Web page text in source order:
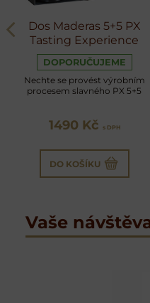
Dos Maderas 5+5 PX
Tasting Experience
DOPORUČUJEME
Nechte se provést výrobním
procesem slavného PX 5+5
1490 Kč s DPH
DO KOŠÍKU
Vaše